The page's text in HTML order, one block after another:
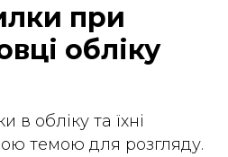
при
обліку
в обліку та їхні
темою для розгляду.